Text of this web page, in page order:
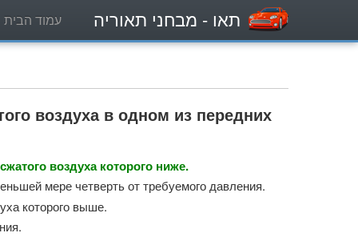
תאו - מבחני תאוריה עמוד הבית
воздуха в одном из передних
воздуха которого ниже.
мере четверть от требуемого давления.
которого выше.